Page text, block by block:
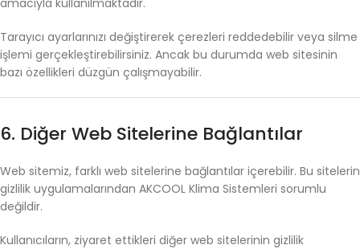
amacıyla kullanılmaktadır.
Tarayıcı ayarlarınızı değiştirerek çerezleri reddedebilir veya silme
işlemi gerçekleştirebilirsiniz. Ancak bu durumda web sitesinin
bazı özellikleri düzgün çalışmayabilir.
6. Diğer Web Sitelerine Bağlantılar
Web sitemiz, farklı web sitelerine bağlantılar içerebilir. Bu sitelerin
gizlilik uygulamalarından AKCOOL Klima Sistemleri sorumlu
değildir.
Kullanıcıların, ziyaret ettikleri diğer web sitelerinin gizlilik